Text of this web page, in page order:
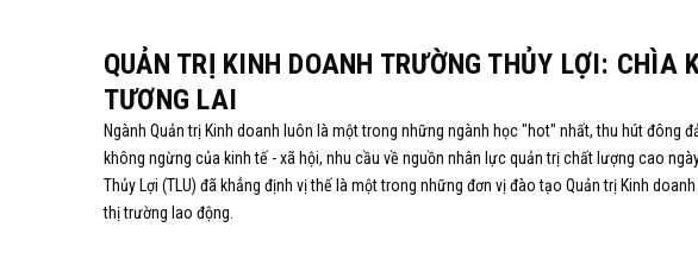
QUẢN TRỊ KINH DOANH TRƯỜNG THỦY LỢI: CHÌA
TƯƠNG LAI
Ngành Quản trị Kinh doanh luôn là một trong những ngành học "hot" nhất,thu hút đông
không ngừng của kinh tế - xã hội, nhu cầu về nguồn nhân lực quản trị chất lượng cao
Thủy Lợi (TLU) đã khẳng định vị thế là một trong những đơn vị đào tạo Quản trị Kinh doanh
thị trường lao động.